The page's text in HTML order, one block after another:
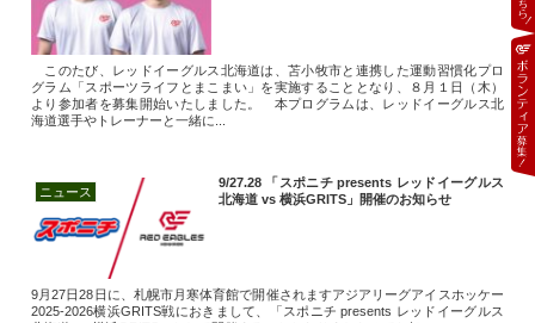
このたび、レッドイーグルス北海道は、苫小牧市と連携した運動習慣化プロ
グラム「スポーツライフとまこまい」を実施することとなり、８月１日（木）
より参加者を募集開始いたしました。 本プログラムは、レッドイーグルス北
海道選手やトレーナーと一緒に...
ニュース
9/27.28 「スポニチ presents レッドイーグルス
北海道 vs 横浜GRITS」開催のお知らせ
9月27日28日に、札幌市月寒体育館で開催されますアジアリーグアイスホッケー
2025-2026横浜GRITS戦におきまして、「スポニチ presents レッドイーグルス